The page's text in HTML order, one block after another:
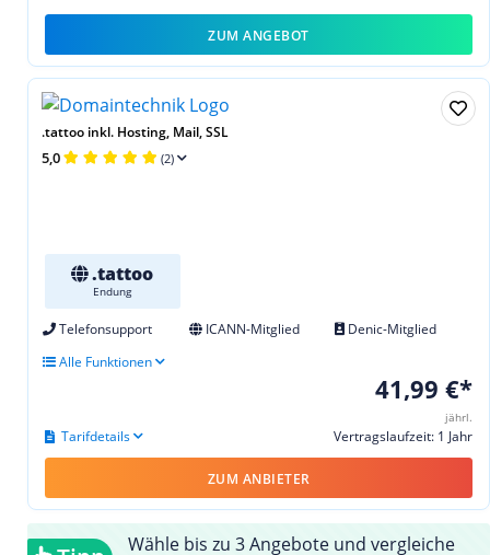
ZUM ANGEBOT
.tattoo inkl. Hosting, Mail, SSL
5,0 (2)
.tattoo
Endung
Telefonsupport ICANN-Mitglied
Denic-Mitglied
Alle Funktionen
41,99 €*
jährl.
Vertragslaufzeit: 1 Jahr
Tarifdetails
ZUM ANBIETER
Wähle bis zu 3 Angebote und vergleiche